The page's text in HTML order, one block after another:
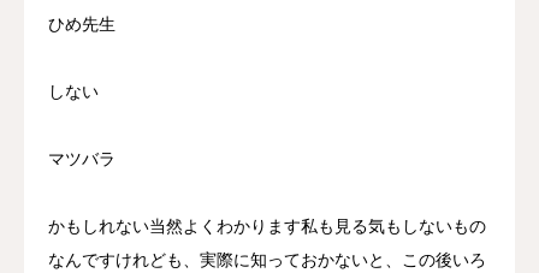
ひめ先生
しない
マツバラ
かもしれない当然よくわかります私も見る気もしないもの
なんですけれども、実際に知っておかないと、この後いろ